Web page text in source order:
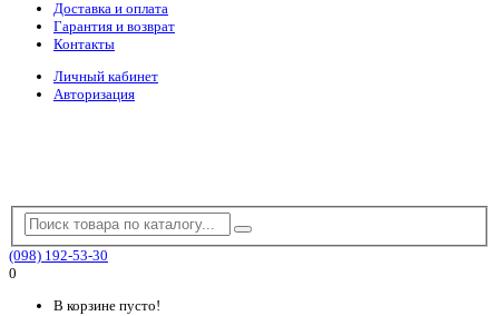
Доставка и оплата
Гарантия и возврат
Контакты
Личный кабинет
Авторизация
(098) 192-53-30
0
В корзине пусто!